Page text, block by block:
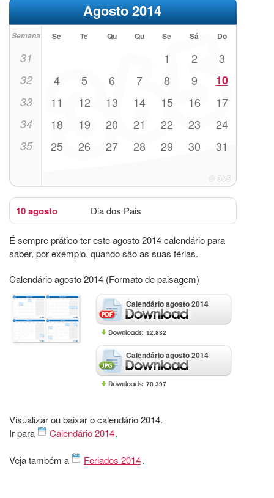
Agosto 2014
Semana Se Te Qu Qu Se Sá Do
31 1 2 3
32 4 5 6 7 8 9 10
33 11 12 13 14 15 16 17
34 18 19 20 21 22 23 24
35 25 26 27 28 29 30 31
10 agosto Dia dos Pais
É sempre prático ter este agosto 2014 calendário para
saber, por exemplo, quando são as suas férias.
Calendário agosto 2014 (Formato de paisagem)
Calendário agosto 2014
12.832
Calendário agosto 2014
78.397
Visualizar ou baixar o calendário 2014.
Ir para
Calendário 2014.
Veja também a Feriados 2014.